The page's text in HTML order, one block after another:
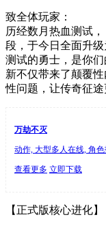
致全体玩家：
历经数月热血测试
段，于今日全面升
测试的勇士，是你
新不仅带来了颠覆
性问题，让传奇征途
万劫不灭
动作, 大型多人在线, 角
查看更多 立即下载
【正式版核心进化】